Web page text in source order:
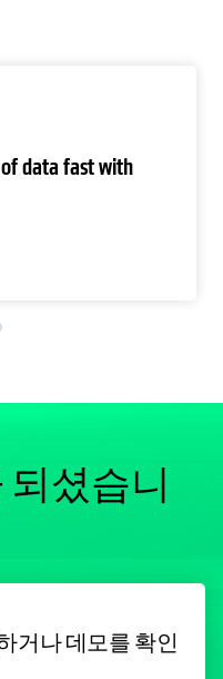
data fast with
셨습니
거나 데모를 확인